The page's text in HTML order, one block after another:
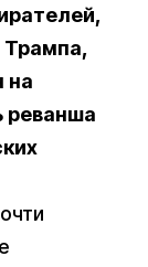
на
реванша